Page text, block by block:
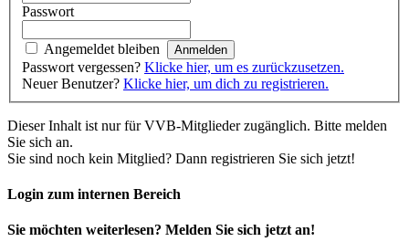
Passwort
Angemeldet bleiben
Passwort vergessen? Klicke hier, um es zurückzusetzen.
Neuer Benutzer? Klicke hier, um dich zu registrieren.
Dieser Inhalt ist nur für VVB-Mitglieder zugänglich. Bitte melden
Sie sich an.
Sie sind noch kein Mitglied? Dann registrieren Sie sich jetzt!
Login zum internen Bereich
Sie möchten weiterlesen? Melden Sie sich jetzt an!